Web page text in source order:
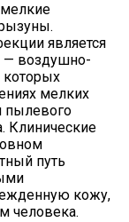
является
— воздушно-
мелких
пылевого
Клинические
путь
кожу,
человека.